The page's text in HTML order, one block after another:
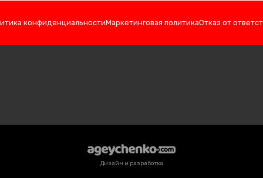
конфиденциальностиМаркетинговая политикаОтказ от
Дизайн и разработка